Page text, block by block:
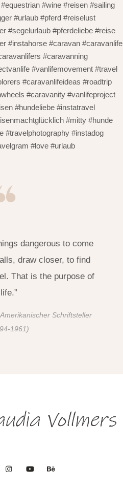
#wine #reisen #sailing
#urlaub #pferd #reiselust
#segelurlaub #pferdeliebe #reise
#instahorse #caravan #caravanlife
#caravanning
#vanlifemovement #travel
#caravanlifeideas #roadtrip
#caravanity #vanlifeproject
#hundeliebe #instatravel
#mitty #hunde
#travelphotography #instadog
#love #urlaub
dangerous to come
draw closer, to find
That is the purpose of
life.”
Schriftsteller
1961)